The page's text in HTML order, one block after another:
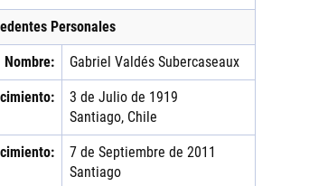
Personales
Nombre: Gabriel Valdés Subercaseaux
3 de Julio de 1919
Santiago, Chile
7 de Septiembre de 2011
Santiago